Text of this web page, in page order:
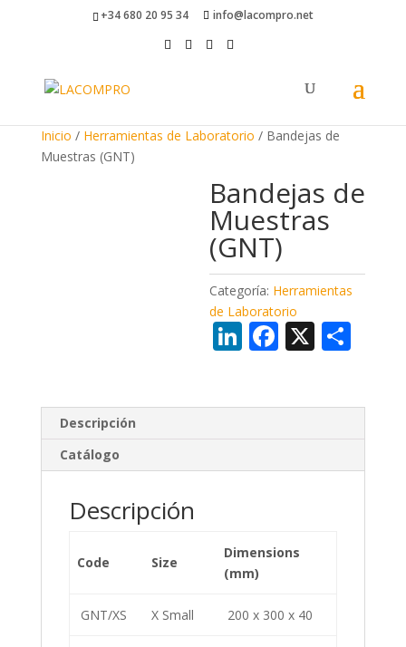
+34 680 20 95 34 info@lacompro.net
Inicio / Herramientas de Laboratorio / Bandejas de
Muestras (GNT)
Bandejas de
Muestras
(GNT)
Categoría: Herramientas
de Laboratorio
Li
dI
n
F
o
o
X
ar
ti
Descripción
Catálogo
Descripción
Code Size
Dimensions
(mm)
GNT/XS X Small 200 x 300 x 40